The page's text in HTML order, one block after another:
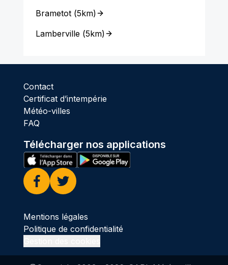
Brametot(5km)
Lamberville(5km)
Contact
Certificat d’intempérie
Météo-villes
FAQ
Télécharger nos applications
Facebook
Twitter
Mentions légales
Politique de confidentialité